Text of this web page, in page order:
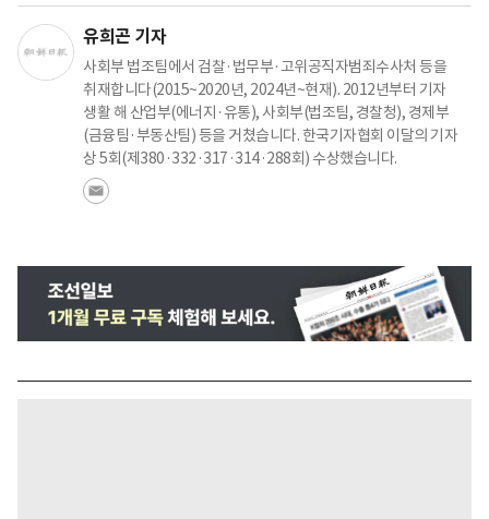
유희곤 기자
사회부 법조팀에서 검찰·법무부·고위공직자범죄수사처 등을
취재합니다(2015~2020년, 2024년~현재). 2012년부터 기자
생활 해 산업부(에너지·유통), 사회부(법조팀, 경찰청), 경제부
(금융팀·부동산팀) 등을 거쳤습니다. 한국기자협회 이달의 기자
상 5회(제380·332·317·314·288회) 수상했습니다.